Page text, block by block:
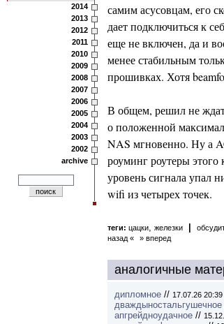
2014
2013
2012
2011
2010
2009
2008
2007
2006
2005
2004
2003
2002
archive
самим асусовцам, его
дает подключиться к
еще не включен, да и
менее стабильным
прошивках. Хотя
В общем, решил не
о положенной
NAS мгновенно. Ну а
роуминг роутеры
уровень сигнала упал
wifi из четырех точек.
теги: цацки, железки
назад «
» вперед
аналогичные
дипломное // 17.07.26 20:39
дваждыностальгушечное
апгрейдноудачное //